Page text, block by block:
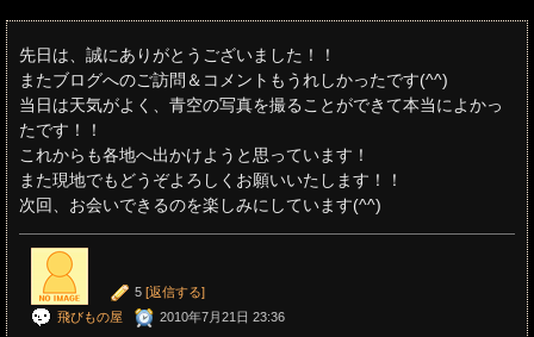
先日は、誠にありがとうございました！！
またブログへのご訪問＆コメントもうれしかったです(^^)
当日は天気がよく、青空の写真を撮ることができて本当によかっ
たです！！
これからも各地へ出かけようと思っています！
また現地でもどうぞよろしくお願いいたします！！
次回、お会いできるのを楽しみにしています(^^)
5 [返信する]
飛びもの屋
2010年7月21日 23:36